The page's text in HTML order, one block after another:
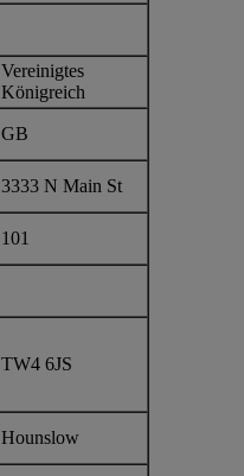
Vereinigtes
Königreich
GB
3333 N Main St
101
TW4 6JS
Hounslow